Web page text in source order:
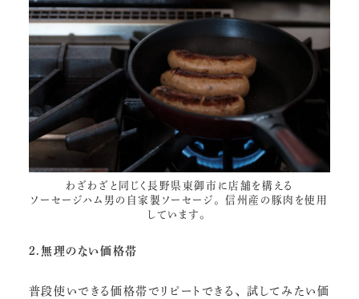
わざわざと同じく長野県東御市に店舗を構える
ソーセージハム男の自家製ソーセージ 。信州産の豚肉を使用
しています。
2.無理のない価格帯
普段使いできる価格帯でリピートできる、試してみたい価